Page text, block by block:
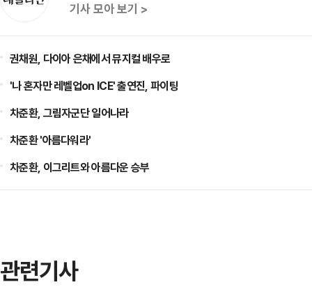
기사 모아 보기 >
권채원, 다이아 은채에서 뮤지컬 배우로
'나 혼자만 레벨업on ICE' 출연진, 파이팅
차준환, 그림자군단 일어나라
차준환 '아름다워라'
차준환, 이그리트와 아름다운 승부
관련기사